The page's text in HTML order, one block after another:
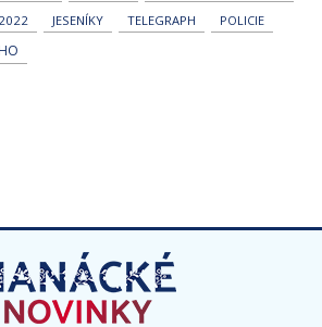
JESENÍKY TELEGRAPH POLICIE